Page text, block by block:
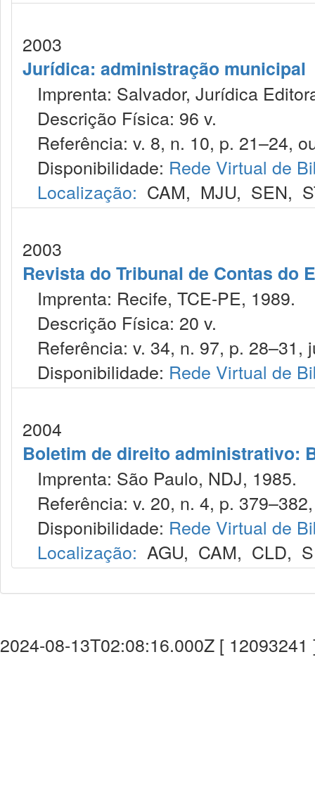
2003
Jurídica: administração municipal
Imprenta: Salvador, Jurídica
Descrição Física: 96 v.
Referência: v. 8, n. 10, p. 21–24,
Disponibilidade: Rede Virtual de
Localização: CAM, MJU, SEN,
2003
Revista do Tribunal de Contas do
Imprenta: Recife, TCE-PE, 1989.
Descrição Física: 20 v.
Referência: v. 34, n. 97, p. 28–31,
Disponibilidade: Rede Virtual de
2004
Boletim de direito administrativo:
Imprenta: São Paulo, NDJ, 1985.
Referência: v. 20, n. 4, p.
Disponibilidade: Rede Virtual de
Localização: AGU, CAM, CLD,
2024-08-13T02:08:16.000Z [ 12093241